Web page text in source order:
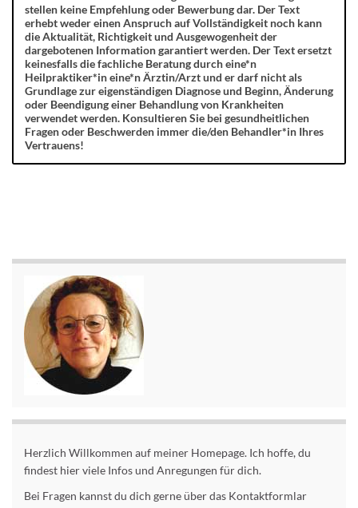
stellen keine Empfehlung oder Bewerbung dar. Der Text
erhebt weder einen Anspruch auf Vollständigkeit noch kann
die Aktualität, Richtigkeit und Ausgewogenheit der
dargebotenen Information garantiert werden. Der Text ersetzt
keinesfalls die fachliche Beratung durch eine*n
Heilpraktiker*in eine*n Ärztin/Arzt und er darf nicht als
Grundlage zur eigenständigen Diagnose und Beginn, Änderung
oder Beendigung einer Behandlung von Krankheiten
verwendet werden. Konsultieren Sie bei gesundheitlichen
Fragen oder Beschwerden immer die/den Behandler*in Ihres
Vertrauens!
Herzlich Willkommen auf meiner Homepage. Ich hoffe, du
findest hier viele Infos und Anregungen für dich.
Bei Fragen kannst du dich gerne über das Kontaktformlar